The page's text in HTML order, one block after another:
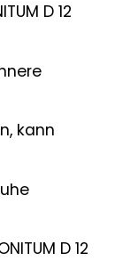
D 12
kann
D 12